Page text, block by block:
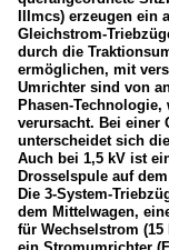
IIImcs) erzeugen ein
Gleichstrom-
durch die
ermöglichen, mit
Umrichter sind von
Phasen-
verursacht. Bei einer
unterscheidet sich
Auch bei 1,5 kV ist
Drosselspule auf
Die 3-System-
dem Mittelwagen,
für Wechselstrom